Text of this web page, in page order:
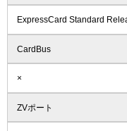
ExpressCard Standard
CardBus
×
ZVポート